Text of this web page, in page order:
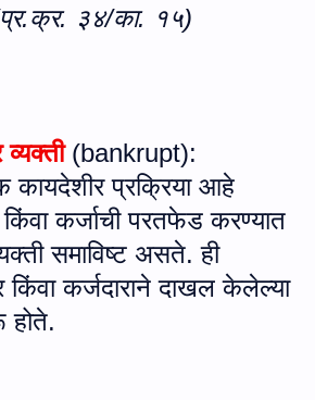
प्र.क्र. ३४/का. १५)
व्‍यक्‍ती(bankrupt):
कायदेशीर प्रक्रिया आहे
किंवा कर्जाची परतफेड करण्यात
समाविष्ट असते. ही
किंवा कर्जदाराने दाखल केलेल्या
होते.